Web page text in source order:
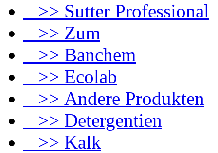
>> Sutter Professional
>> Zum
>> Banchem
>> Ecolab
>> Andere Produkten
>> Detergentien
>> Kalk